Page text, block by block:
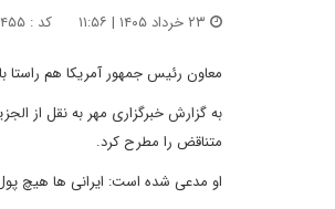
کد : ۲۰۳۹۴۵۵
معاون رئیس جمهور آمریکا هم راستا
متناقض را مطرح کرد.
او مدعی شده است: ایرانی ها هیچ